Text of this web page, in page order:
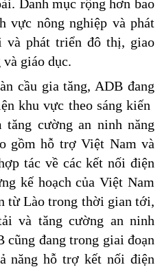
Danh mục rộng hơn bao
vực nông nghiệp và phát
và phát triển đô thị, giao
giáo dục.
cầu gia tăng, ADB đang
khu vực theo sáng kiến
cường an ninh năng
gồm hỗ trợ Việt Nam và
tác về các kết nối điện
kế hoạch của Việt Nam
từ Lào trong thời gian tới,
và tăng cường an ninh
đang trong giai đoạn
năng hỗ trợ kết nối điện